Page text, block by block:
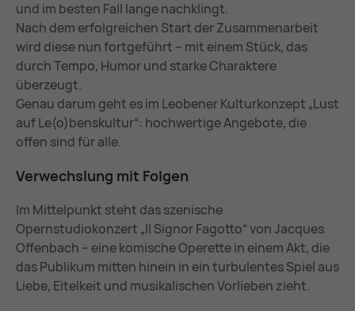
und im besten Fall lange nachklingt.
Nach dem erfolgreichen Start der Zusammenarbeit
wird diese nun fortgeführt – mit einem Stück, das
durch Tempo, Humor und starke Charaktere
überzeugt.
Genau darum geht es im Leobener Kulturkonzept „Lust
auf Le(o)benskultur“: hochwertige Angebote, die
offen sind für alle.
Ver­wechs­lung mit Fol­gen
Im Mittelpunkt steht das szenische
Opernstudiokonzert „Il Signor Fagotto“ von Jacques
Offenbach – eine komische Operette in einem Akt, die
das Publikum mitten hinein in ein turbulentes Spiel aus
Liebe, Eitelkeit und musikalischen Vorlieben zieht.